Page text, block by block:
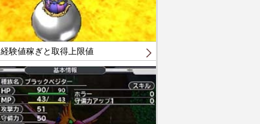
経験値稼ぎと取得上限値